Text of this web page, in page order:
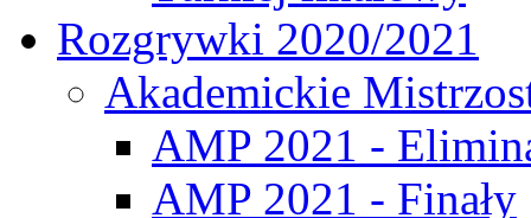
Rozgrywki 2020/2021
Akademickie
AMP 2021 -
AMP 2021 - Finały